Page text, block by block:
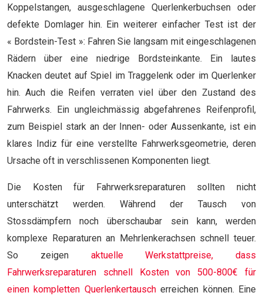
Koppelstangen, ausgeschlagene Querlenkerbuchsen oder
defekte Domlager hin. Ein weiterer einfacher Test ist der
« Bordstein-Test »: Fahren Sie langsam mit eingeschlagenen
Rädern über eine niedrige Bordsteinkante. Ein lautes
Knacken deutet auf Spiel im Traggelenk oder im Querlenker
hin. Auch die Reifen verraten viel über den Zustand des
Fahrwerks. Ein ungleichmässig abgefahrenes Reifenprofil,
zum Beispiel stark an der Innen- oder Aussenkante, ist ein
klares Indiz für eine verstellte Fahrwerksgeometrie, deren
Ursache oft in verschlissenen Komponenten liegt.
Die Kosten für Fahrwerksreparaturen sollten nicht
unterschätzt werden. Während der Tausch von
Stossdämpfern noch überschaubar sein kann, werden
komplexe Reparaturen an Mehrlenkerachsen schnell teuer.
So zeigen aktuelle Werkstattpreise, dass
Fahrwerksreparaturen schnell Kosten von 500-800€ für
einen kompletten Querlenkertauscherreichen können. Eine